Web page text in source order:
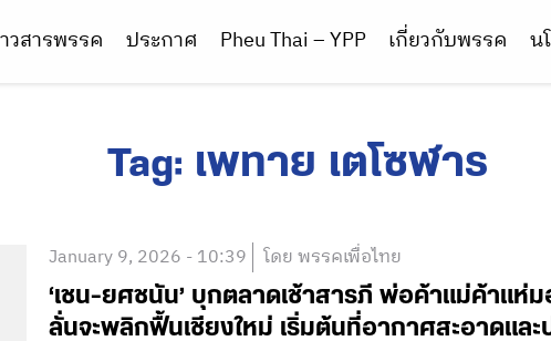
วสารพรรค ประกาศ Pheu Thai – YPP เกี่ยวกับพรรค น
Tag: เพทาย เตโซฬาร
January 9, 2026 - 10:39 โดย พรรคเพื่อไทย
‘เชน-ยศชนัน’ บุกตลาดเช้าสารภี พ่อค้าแม่ค้าแ
ลั่นจะพลิกฟื้นเชียงใหม่ เริ่มต้นที่อากาศสะอาดแล